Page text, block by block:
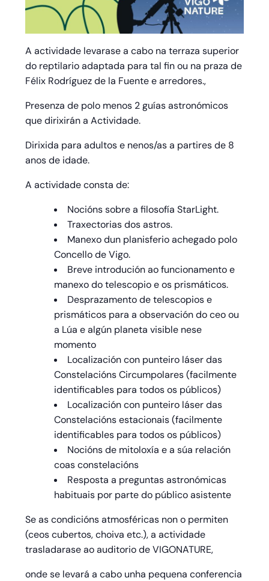
A actividade levarase a cabo na terraza superior
do reptilario adaptada para tal fin ou na praza de
Félix Rodríguez de la Fuente e arredores.,
Presenza de polo menos 2 guías astronómicos
que dirixirán a Actividade.
Dirixida para adultos e nenos/as a partires de 8
anosde idade.
A actividade consta de:
Nocións sobre a filosofía StarLight.
Traxectorias dos astros.
Manexo dun planisferio achegado polo
Concello de Vigo.
Breve introdución ao funcionamento e
manexo do telescopio e os prismáticos.
Desprazamento de telescopios e
prismáticos para a observación do ceo ou
a Lúa e algún planeta visible nese
momento
Localización con punteiro láser das
Constelacións Circumpolares (facilmente
identificables para todos os públicos)
Localización con punteiro láser das
Constelacións estacionais (facilmente
identificables para todos os públicos)
Nocións de mitoloxía e a súa relación
coas constelacións
Resposta a preguntas astronómicas
habituais por parte do público asistente
Se as condicións atmosféricas non o permiten
(ceos cubertos, choiva etc.), a actividade
trasladarase ao auditorio de VIGONATURE,
onde se levará a cabo unha pequena conferencia